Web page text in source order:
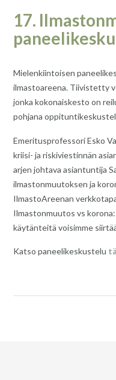
17.
Mielenkiintoisen
ilmastoareena. Tiivistetty
jonka kokonaiskesto on
pohjana
Emeritusprofessori Esko
kriisi- ja riskiviestinnän
arjen johtava asiantuntija
ilmastonmuutoksen ja
IlmastoAreenan
Ilmastonmuutos vs
käytänteitä voisimme
Katso paneelikeskustelu